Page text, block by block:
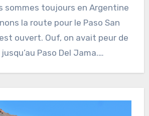
sommes toujours en Argentine
la route pour le Paso San
ouvert. Ouf, on avait peur de
Paso Del Jama.…